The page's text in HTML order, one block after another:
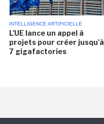
INTELLIGENCE ARTIFICIELLE
L'UE lance un appel à
projets pour créer jusqu'à
7 gigafactories